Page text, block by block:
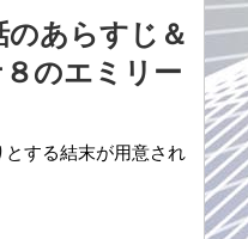
あらすじ＆
のエミリー
する結末が用意され